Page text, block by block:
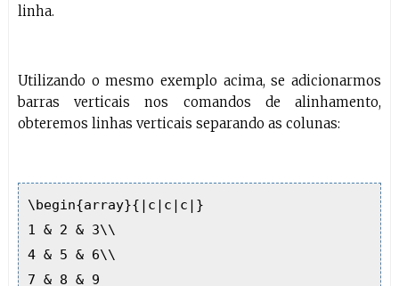
linha.
Utilizando o mesmo exemplo acima, se adicionarmos
barras verticais nos comandos de alinhamento,
obteremos linhas verticais separando as colunas:
\begin{array}{|c|c|c|}
1 & 2 & 3\\
4 & 5 & 6\\
7 & 8 & 9